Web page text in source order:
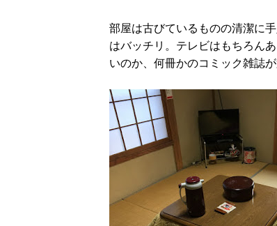
部屋は古びているものの清潔に
はバッチリ。テレビはもちろん
いのか、何冊かのコミック雑誌が